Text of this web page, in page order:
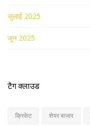
जुलाई 2025
जून 2025
टैग क्लाउड
क्रिकेट शेयर बाजार